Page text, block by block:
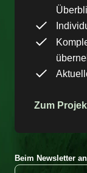
Zum
Beim Newsletter